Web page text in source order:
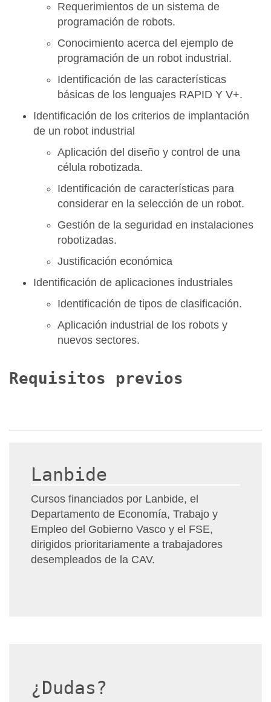
Requerimientos de un sistema de
programación de robots.
Conocimiento acerca del ejemplo de
programación de un robot industrial.
Identificación de las características
básicas de los lenguajes RAPID Y V+.
Identificación de los criterios de implantación
de un robot industrial
Aplicación del diseño y control de una
célula robotizada.
Identificación de características para
considerar en la selección de un robot.
Gestión de la seguridad en instalaciones
robotizadas.
Justificación económica
Identificación de aplicaciones industriales
Identificación de tipos de clasificación.
Aplicación industrial de los robots y
nuevos sectores.
Requisitos previos
Lanbide
Cursos financiados por Lanbide, el
Departamento de Economía, Trabajo y
Empleo del Gobierno Vasco y el FSE,
dirigidos prioritariamente a trabajadores
desempleados de la CAV.
¿Dudas?